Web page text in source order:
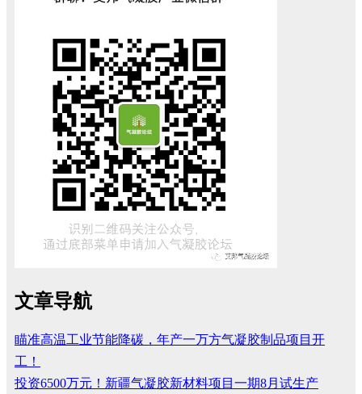
文章导航
瞄准高温工业节能降碳，年产一万方气凝胶制品项目开
工！
投资6500万元！新疆气凝胶新材料项目一期8月试生产